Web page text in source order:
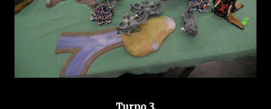
Turno 3.